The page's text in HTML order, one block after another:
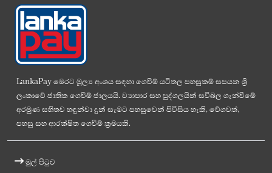
LankaPay මෙරට මූල්‍ය අංශය සඳහා ගෙවීම් යටිතල පහසුකම් සපයන ශ්‍රී
ලංකාවේ ජාතික ගෙවීම් ජාලයයි. ව්‍යාපාර සහ පුද්ගලයින් සවිබල ගැන්වීමේ
අරමුණ සහිතව හඳුන්වා දුන් සැමට පහසුවෙන් පිවිසිය හැකි, වේගවත්,
පහසු සහ ආරක්ෂිත ගෙවීම් ක්‍රමයකි.
මුල් පිටුව